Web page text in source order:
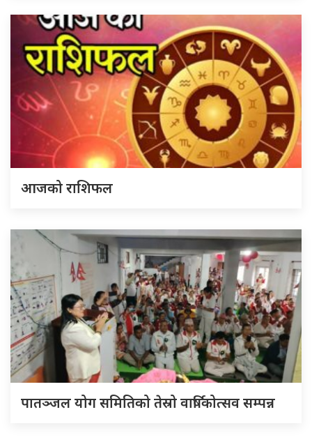
आजको राशिफल
पातञ्जल योग समितिको तेस्रो वार्षिकोत्सव सम्पन्न